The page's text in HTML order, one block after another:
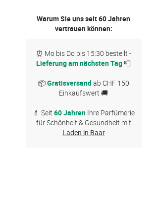
Warum Sie uns seit 60 Jahren
vertrauen können:
⏰ Mo bis Do bis 15:30 bestellt -
Lieferung am nächsten Tag📮
📦Gratisversandab CHF 150
Einkaufswert 🚚
💄 Seit 60 JahrenIhre Parfümerie
für Schönheit & Gesundheit mit
Laden in Baar